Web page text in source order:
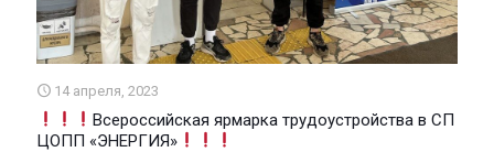
14 апреля, 2023
Всероссийская ярмарка трудоустройства в СП
ЦОПП «ЭНЕРГИЯ»